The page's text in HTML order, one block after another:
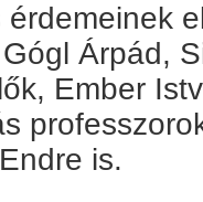
Árpád,
Ember
is.